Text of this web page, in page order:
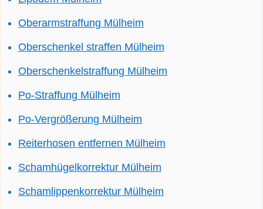
Oberarmstraffung Mülheim
Oberschenkel straffen Mülheim
Oberschenkelstraffung Mülheim
Po-Straffung Mülheim
Po-Vergrößerung Mülheim
Reiterhosen entfernen Mülheim
Schamhügelkorrektur Mülheim
Schamlippenkorrektur Mülheim